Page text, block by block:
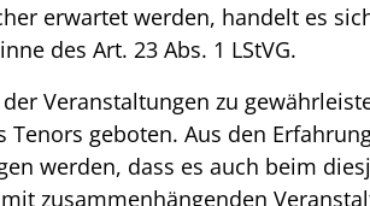
erwartet werden, handelt es
des Art. 23 Abs. 1 LStVG.
Veranstaltungen zu
geboten. Aus den
werden, dass es auch beim
zusammenhängenden